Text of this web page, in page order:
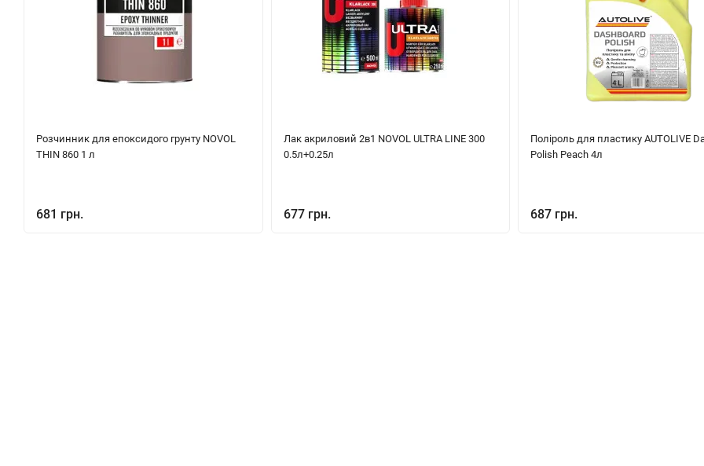
Розчинник для епоксидого грунту NOVOL
THIN 860 1 л
681 грн.
Лак акриловий 2в1 NOVOL ULTRA LINE 300
0.5л+0.25л
677 грн.
Поліроль для пластику AUTOLIVE
Polish Peach 4л
687 грн.